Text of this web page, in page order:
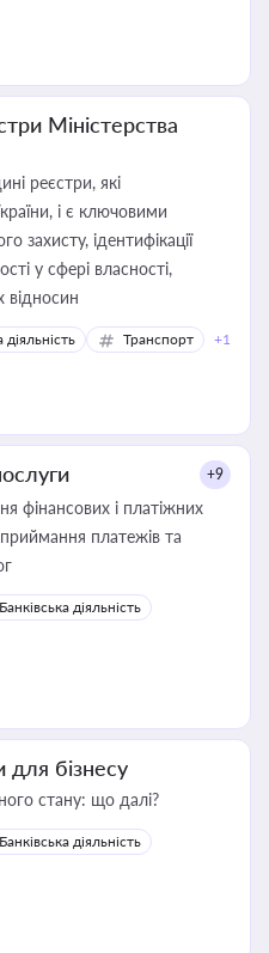
Міністерства
реєстри, які
і є ключовими
захисту, ідентифікації
у сфері власності,
відносин
діяльність Транспорт +1
+9
фінансових і платіжних
Банківська діяльність
для бізнесу
стану: що далі?
Банківська діяльність